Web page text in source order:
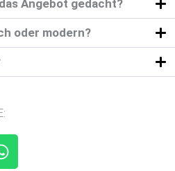
Angebot gedacht?
oder modern?
W
h